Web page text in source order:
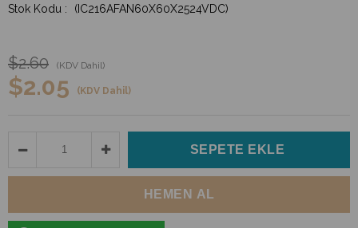
(IC216AFAN60X60X2524VDC)
$2.60 (KDV Dahil)
$2.05 (KDV Dahil)